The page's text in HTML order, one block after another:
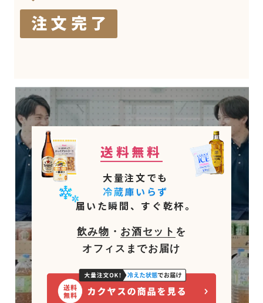
注文完了
送料無料
大量注文でも
冷蔵庫いらず
届いた瞬間、すぐ乾杯。
飲み物 ・ お酒セット を
オフィスまでお届け